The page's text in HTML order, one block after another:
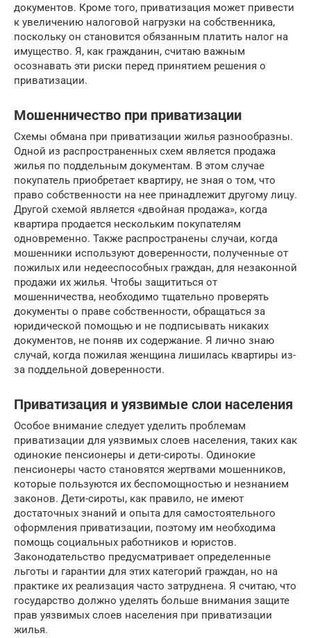
документов. Кроме того, приватизация может привести
к увеличению налоговой нагрузки на собственника,
поскольку он становится обязанным платить налог на
имущество. Я, как гражданин, считаю важным
осознавать эти риски перед принятием решения о
приватизации.
Мошенничество при приватизации
Схемы обмана при приватизации жилья разнообразны.
Одной из распространенных схем является продажа
жилья по поддельным документам. В этом случае
покупатель приобретает квартиру, не зная о том, что
право собственности на нее принадлежит другому лицу.
Другой схемой является «двойная продажа», когда
квартира продается нескольким покупателям
одновременно. Также распространены случаи, когда
мошенники используют доверенности, полученные от
пожилых или недееспособных граждан, для незаконной
продажи их жилья. Чтобы защититься от
мошенничества, необходимо тщательно проверять
документы о праве собственности, обращаться за
юридической помощью и не подписывать никаких
документов, не поняв их содержание. Я лично знаю
случай, когда пожилая женщина лишилась квартиры из-
за поддельной доверенности.
Приватизация и уязвимые слои населения
Особое внимание следует уделить проблемам
приватизации для уязвимых слоев населения, таких как
одинокие пенсионеры и дети-сироты. Одинокие
пенсионеры часто становятся жертвами мошенников,
которые пользуются их беспомощностью и незнанием
законов. Дети-сироты, как правило, не имеют
достаточных знаний и опыта для самостоятельного
оформления приватизации, поэтому им необходима
помощь социальных работников и юристов.
Законодательство предусматривает определенные
льготы и гарантии для этих категорий граждан, но на
практике их реализация часто затруднена. Я считаю, что
государство должно уделять больше внимания защите
прав уязвимых слоев населения при приватизации
жилья.